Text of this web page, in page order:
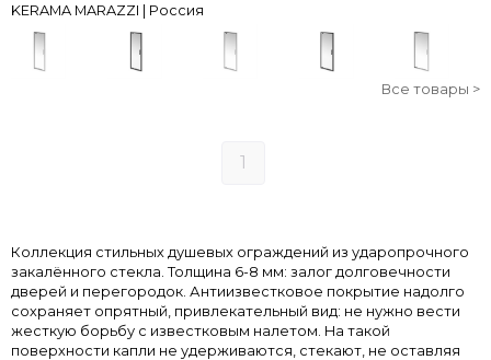
KERAMA MARAZZI | Россия
Все товары >
1
Коллекция стильных душевых ограждений из ударопрочного
закалённого стекла. Толщина 6-8 мм: залог долговечности
дверей и перегородок. Антиизвестковое покрытие надолго
сохраняет опрятный, привлекательный вид: не нужно вести
жесткую борьбу с известковым налетом. На такой
поверхности капли не удерживаются, стекают, не оставляя